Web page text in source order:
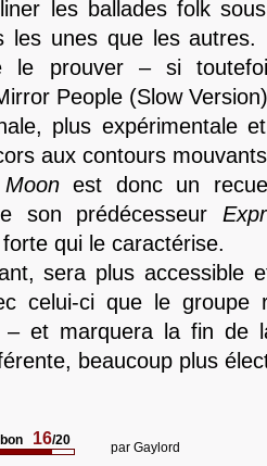
les ballades folk
les unes que les
le prouver – si
People (Slow
plus expérimentale
aux contours
est donc un
son prédécesseur
qui le caractérise.
sera plus accessible
celui-ci que le groupe
– et marquera la fin de
beaucoup plus
16/20 par Gaylord